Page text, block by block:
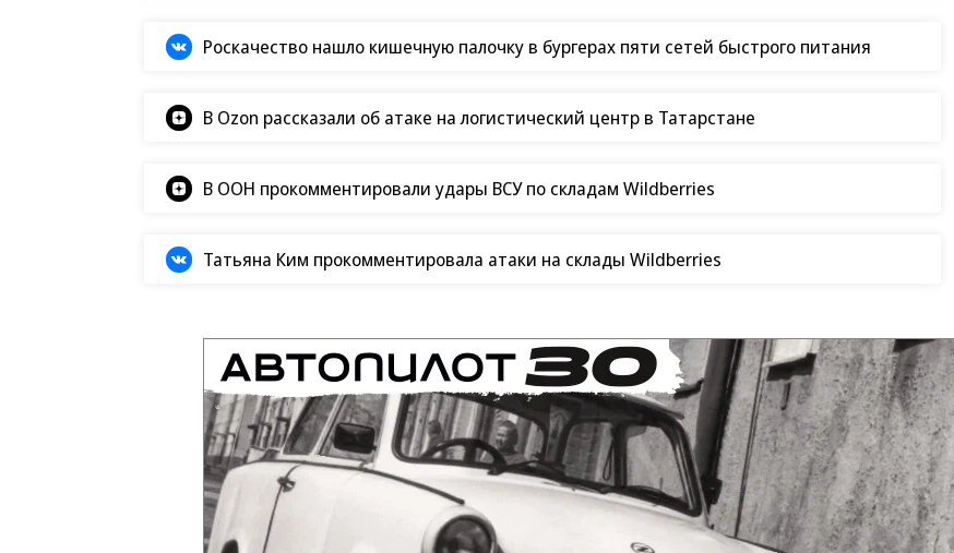
Роскачество нашло кишечную палочку в бургерах пяти сетей быстрого питания
В Ozon рассказали об атаке на логистический центр в Татарстане
В ООН прокомментировали удары ВСУ по складам Wildberries
Татьяна Ким прокомментировала атаки на склады Wildberries